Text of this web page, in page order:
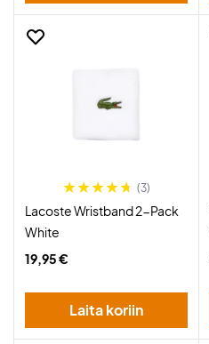
(3)
Lacoste Wristband 2-Pack
White
19,95 €
Laita koriin